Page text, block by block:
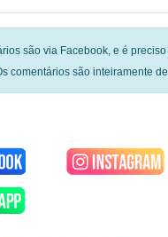
são via Facebook, e é
comentários são inteiramente